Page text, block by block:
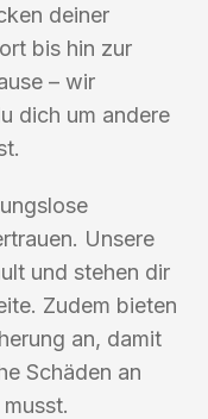
deiner
bis hin zur
– wir
dich um andere
Unsere
und stehen dir
Zudem bieten
an, damit
Schäden an